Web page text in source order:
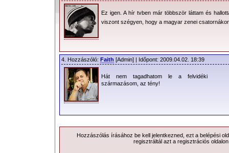
Ez igen. A hír tvben már többször láttam és
viszont szégyen, hogy a magyar zenei
4. Hozzászóló: Faith [Admin] | Időpont: 2009.04.02. 18:39
Hát nem tagadhatom le a felvidéki
származásom, az tény!
Hozzászólás írásához be kell jelentkezned, ezt a belépési
regisztráltál azt a regisztrációs